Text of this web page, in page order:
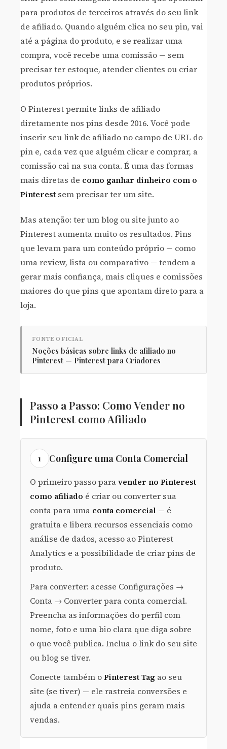
para produtos de terceiros através do seu link
de afiliado. Quando alguém clica no seu pin, vai
até a página do produto, e se realizar uma
compra, você recebe uma comissão — sem
precisar ter estoque, atender clientes ou criar
produtos próprios.
O Pinterest permite links de afiliado
diretamente nos pins desde 2016. Você pode
inserir seu link de afiliado no campo de URL do
pin e, cada vez que alguém clicar e comprar, a
comissão cai na sua conta. É uma das formas
mais diretas de como ganhar dinheiro com o
Pinterest sem precisar ter um site.
Mas atenção: ter um blog ou site junto ao
Pinterest aumenta muito os resultados. Pins
que levam para um conteúdo próprio — como
uma review, lista ou comparativo — tendem a
gerar mais confiança, mais cliques e comissões
maiores do que pins que apontam direto para a
loja.
FONTE OFICIAL
Noções básicas sobre links de afiliado no
Pinterest — Pinterest para Criadores
Passo a Passo: Como Vender no
Pinterest como Afiliado
1 Configure uma Conta Comercial
O primeiro passo paravender no Pinterest
como afiliado é criar ou converter sua
conta para uma conta comercial — é
gratuita e libera recursos essenciais como
análise de dados, acesso ao Pinterest
Analytics e a possibilidade de criar pins de
produto.
Para converter: acesse Configurações →
Conta → Converter para conta comercial.
Preencha as informações do perfil com
nome, foto e uma bio clara que diga sobre
o que você publica. Inclua o link do seu site
ou blog se tiver.
Conecte também oPinterest Tag ao seu
site (se tiver) — ele rastreia conversões e
ajuda a entender quais pins geram mais
vendas.